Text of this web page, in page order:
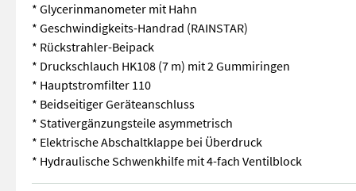
* Glycerinmanometer mit Hahn
* Geschwindigkeits-Handrad (RAINSTAR)
* Rückstrahler-Beipack
* Druckschlauch HK108 (7 m) mit 2 Gummiringen
* Hauptstromfilter 110
* Beidseitiger Geräteanschluss
* Stativergänzungsteile asymmetrisch
* Elektrische Abschaltklappe bei Überdruck
* Hydraulische Schwenkhilfe mit 4-fach Ventilblock
* Rohrdurchmesser: 125 mm * Beregnungswagen mit Ø